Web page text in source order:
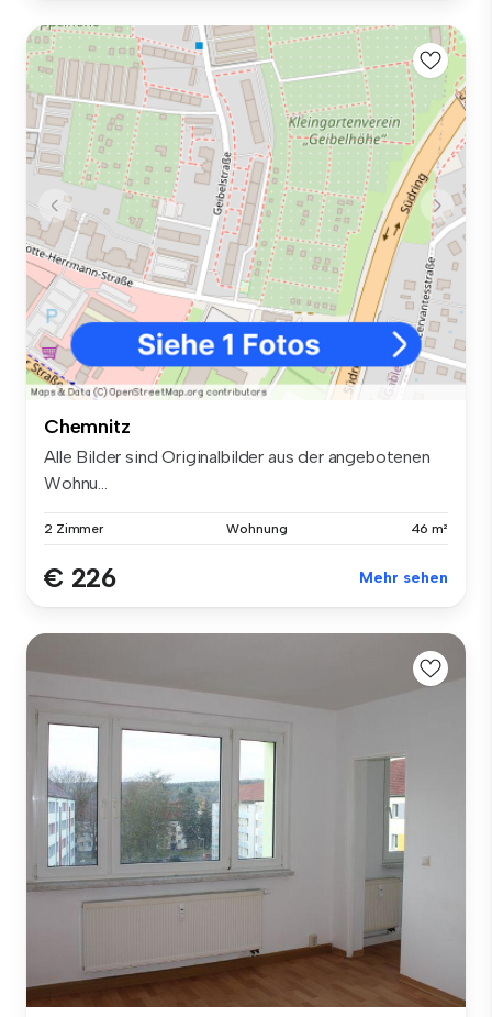
Chemnitz
Alle Bilder sind Originalbilder aus der angebotenen
Wohnu...
2 Zimmer Wohnung 46 m²
€ 226 Mehr sehen